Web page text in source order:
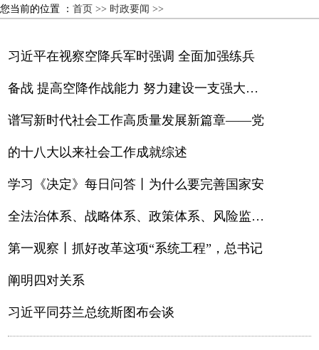
您当前的位置 ： 首页 >> 时政要闻 >>
习近平在视察空降兵军时强调 全面加强练兵
备战 提高空降作战能力 努力建设一支强大的
现代化空降兵部队
谱写新时代社会工作高质量发展新篇章——党
的十八大以来社会工作成就综述
学习《决定》每日问答丨为什么要完善国家安
全法治体系、战略体系、政策体系、风险监测
预警体系
第一观察丨抓好改革这项“系统工程”，总书记
阐明四对关系
习近平同芬兰总统斯图布会谈